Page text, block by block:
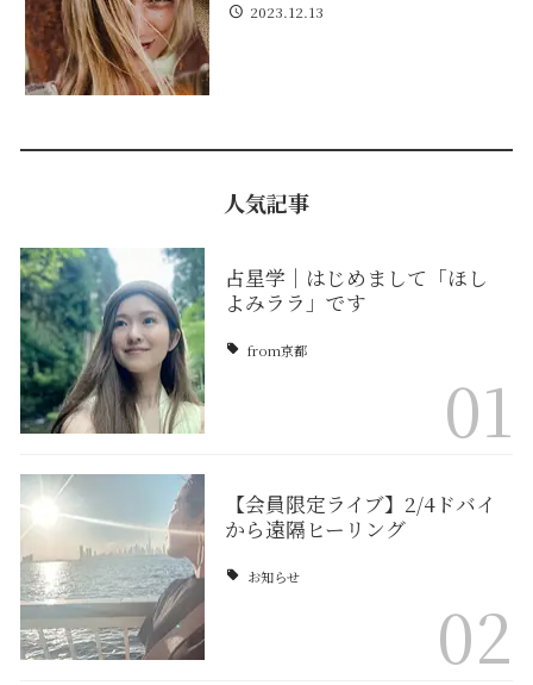
2023.12.13
人気記事
占星学｜はじめまして「ほし
よみララ」です
from京都
01
【会員限定ライブ】2/4ドバイ
から遠隔ヒーリング
お知らせ
02